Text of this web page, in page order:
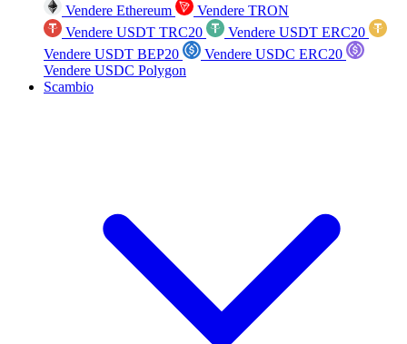
Vendere Ethereum
Vendere TRON
Vendere USDT TRC20
Vendere USDT ERC20
Vendere USDT BEP20
Vendere USDC ERC20
Vendere USDC Polygon
Scambio